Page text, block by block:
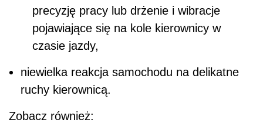
precyzję pracy lub drżenie i wibracje
pojawiające się na kole kierownicy w
czasie jazdy,
niewielka reakcja samochodu na delikatne
ruchy kierownicą.
Zobacz również: